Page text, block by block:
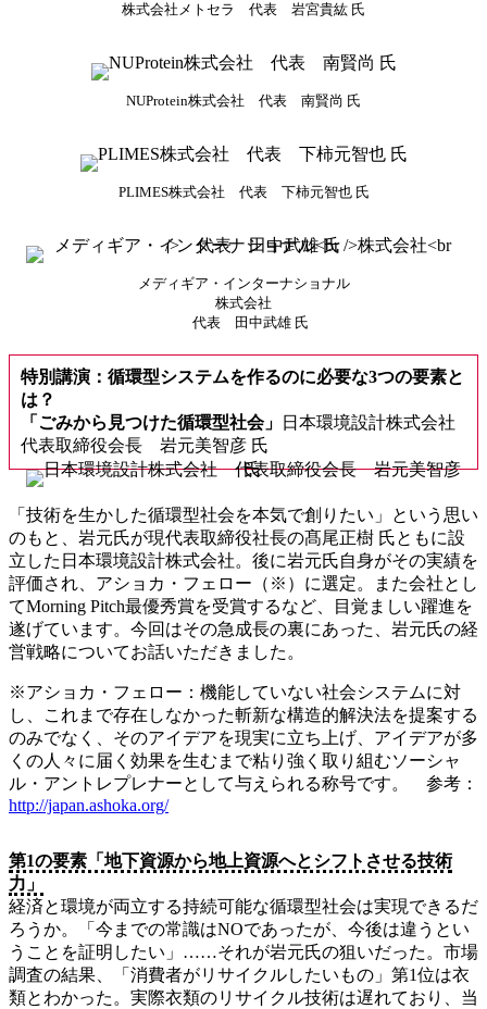
株式会社メトセラ 代表 岩宮貴紘 氏
NUProtein株式会社 代表 南賢尚 氏
PLIMES株式会社 代表 下柿元智也 氏
メディギア・インターナショナル
株式会社
代表 田中武雄 氏
特別講演：循環型システムを作るのに必要な3つの要素と
は？
「ごみから見つけた循環型社会」
日本環境設計株式会社
代表取締役会長 岩元美智彦 氏
「技術を生かした循環型社会を本気で創りたい」という思い
のもと、岩元氏が現代表取締役社長の髙尾正樹 氏ともに設
立した日本環境設計株式会社。後に岩元氏自身がその実績を
評価され、アショカ・フェロー（※）に選定。また会社とし
てMorning Pitch最優秀賞を受賞するなど、目覚ましい躍進を
遂げています。今回はその急成長の裏にあった、岩元氏の経
営戦略についてお話いただきました。
※アショカ・フェロー：機能していない社会システムに対
し、これまで存在しなかった斬新な構造的解決法を提案する
のみでなく、そのアイデアを現実に立ち上げ、アイデアが多
くの人々に届く効果を生むまで粘り強く取り組むソーシャ
ル・アントレプレナーとして与えられる称号です。 参考：
http://japan.ashoka.org/
第1の要素「地下資源から地上資源へとシフトさせる技術
力」
経済と環境が両立する持続可能な循環型社会は実現できるだ
ろうか。「今までの常識はNOであったが、今後は違うとい
うことを証明したい」……それが岩元氏の狙いだった。市場
調査の結果、「消費者がリサイクルしたいもの」第1位は衣
類とわかった。実際衣類のリサイクル技術は遅れており、当